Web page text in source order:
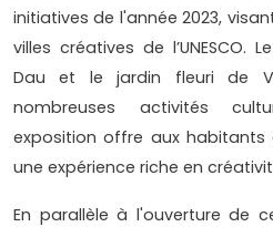
initiatives de l'année 2023,
villes créatives de l’UNESCO.
Dau et le jardin fleuri de
nombreuses activités
exposition offre aux
une expérience riche en
En parallèle à l'ouverture de